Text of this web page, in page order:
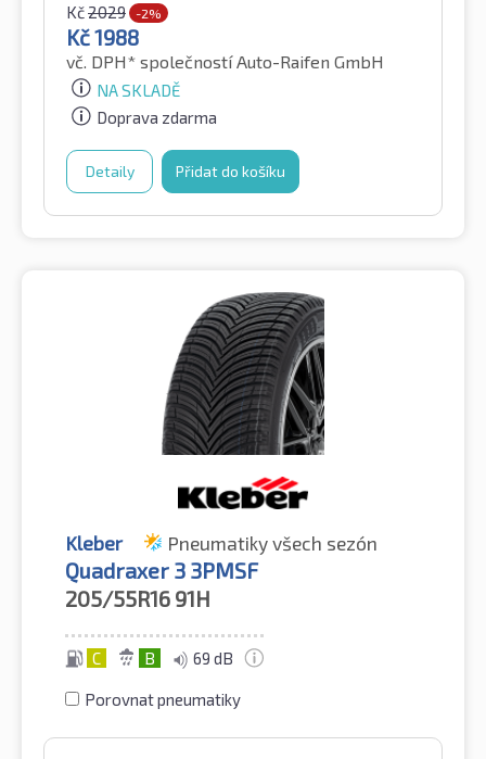
Kč2029 -2%
Kč1988
vč. DPH* společností Auto-Raifen GmbH
NA SKLADĚ
Doprava zdarma
Detaily Přidat do košíku
Kleber Pneumatiky všech sezón
Quadraxer 3 3PMSF
205/55R16 91H
C B 69 dB
Porovnat pneumatiky